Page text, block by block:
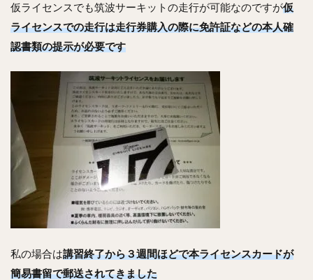
仮ライセンスでも筑波サーキットの走行が可能なのですが仮
ライセンスでの走行は走行券購入の際に免許証などの本人確
認書類の提示が必要です
私の場合は講習終了から３週間ほどで本ライセンスカードが
簡易書留で郵送されてきました